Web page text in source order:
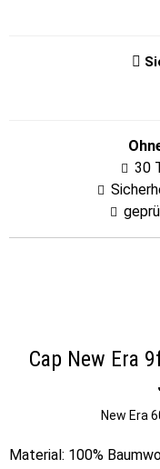
30
Cap New Era
New Era
Material: 100%